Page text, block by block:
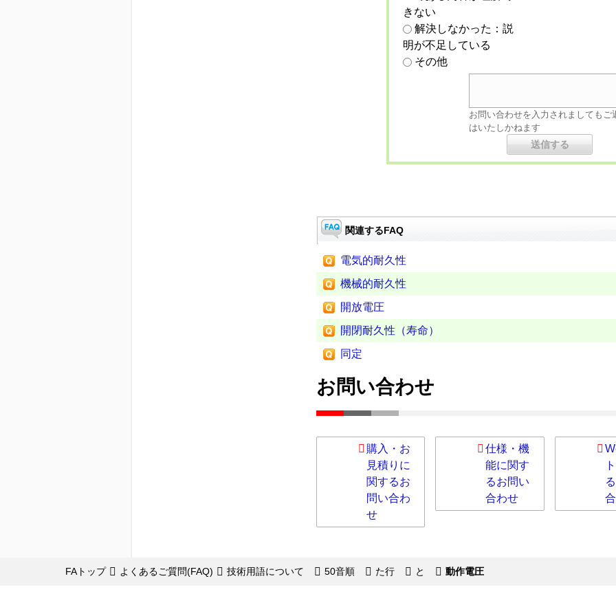
きない
解決しなかった：説
明が不足している
その他
お問い合わせを入力されましてもご
はいたしかねます
関連するFAQ
電気的耐久性
機械的耐久性
開放電圧
開閉耐久性（寿命）
同定
お問い合わせ
購入・お
見積りに
関するお
問い合わ
せ
仕様・機
能に関す
るお問い
合わせ
FAトップ よくあるご質問(FAQ) 技術用語について 50音順 た行 と 動作電圧